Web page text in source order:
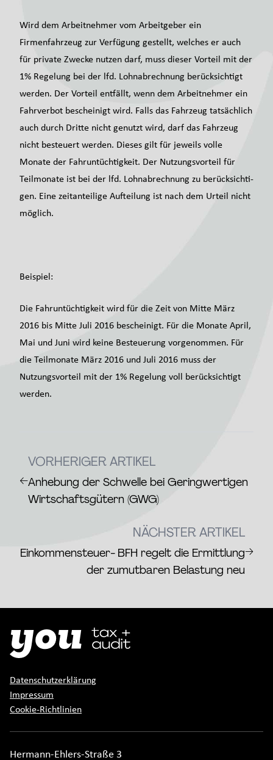
Wird dem Arbeitnehmer vom Arbeitgeber ein
Firmenfahrzeug zur Verfügung gestellt, welches er auch
für private Zwecke nutzen darf, muss dieser Vorteil mit der
1% Regelung bei der lfd. Lohnabrechnung berücksichtigt
werden. Der Vorteil entfällt, wenn dem Arbeitnehmer ein
Fahrverbot bescheinigt wird. Falls das Fahrzeug tatsächlich
auch durch Dritte nicht genutzt wird, darf das Fahrzeug
nicht besteuert werden. Dieses gilt für jeweils volle
Monate der Fahruntüchtigkeit. Der Nutzungsvorteil für
Teilmonate ist bei der lfd. Lohnabrechnung zu berück­sichti­
gen. Eine zeitanteilige Aufteilung ist nach dem Urteil nicht
möglich.
Beispiel:
Die Fahruntüchtigkeit wird für die Zeit von Mitte März
2016 bis Mitte Juli 2016 bescheinigt. Für die Monate April,
Mai und Juni wird keine Besteuerung vorgenommen. Für
die Teilmonate März 2016 und Juli 2016 muss der
Nutzungsvorteil mit der 1% Regelung voll berücksichtigt
werden.
←
VORHERIGER ARTIKEL
Anhebung der Schwelle bei Geringwertigen
Wirtschaftsgütern (GWG)
NÄCHSTER ARTIKEL
Einkommensteuer- BFH regelt die Ermittlung
der zumutbaren Belastung neu
→
Datenschutzerklärung
Impressum
Cookie-Richtlinien
Hermann-Ehlers-Straße 3